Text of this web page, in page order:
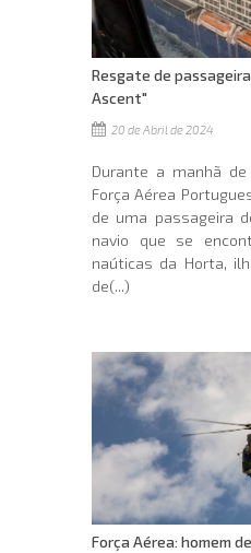
Resgate de
Ascent"
20 de Abril de 2024
Durante a manhã
Força Aérea
de uma passageira
navio que se
naúticas da Horta,
de(...)
Força Aérea: homem